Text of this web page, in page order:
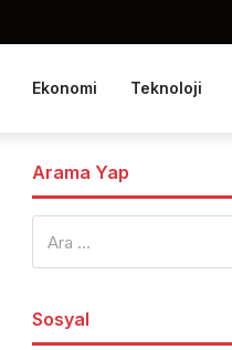
Ekonomi Teknoloji
Arama Yap
Sosyal